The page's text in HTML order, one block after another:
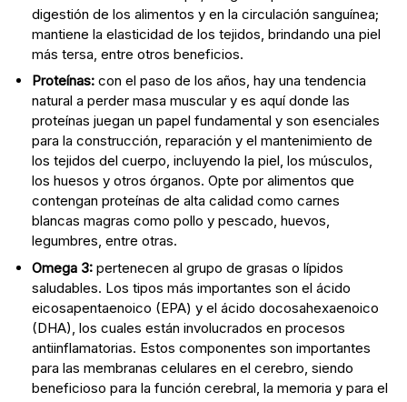
digestión de los alimentos y en la circulación sanguínea;
mantiene la elasticidad de los tejidos, brindando una piel
más tersa, entre otros beneficios.
Proteínas: con el paso de los años, hay una tendencia
natural a perder masa muscular y es aquí donde las
proteínas juegan un papel fundamental y son esenciales
para la construcción, reparación y el mantenimiento de
los tejidos del cuerpo, incluyendo la piel, los músculos,
los huesos y otros órganos. Opte por alimentos que
contengan proteínas de alta calidad como carnes
blancas magras como pollo y pescado, huevos,
legumbres, entre otras.
Omega 3: pertenecen al grupo de grasas o lípidos
saludables. Los tipos más importantes son el ácido
eicosapentaenoico (EPA) y el ácido docosahexaenoico
(DHA), los cuales están involucrados en procesos
antiinflamatorias. Estos componentes son importantes
para las membranas celulares en el cerebro, siendo
beneficioso para la función cerebral, la memoria y para el